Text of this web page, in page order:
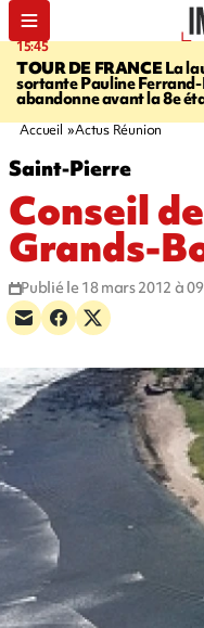
15:45
TOUR DE FRANCELa
sortante Pauline
abandonne avant la 8e
Accueil Actus Réunion
Saint-Pierre
Conseil
Grands-
Publié le 18 mars 2012 à